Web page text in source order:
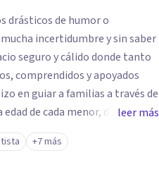
drásticos de humor o
incertidumbre y sin saber
seguro y cálido donde tanto
comprendidos y apoyados
de cada menor, dejando de
se centra en entender las
a desarrollar la
leer más
+7 más